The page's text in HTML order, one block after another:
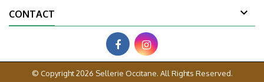
CONTACT 
© Copyright 2026 Sellerie Occitane. All Rights Reserved.